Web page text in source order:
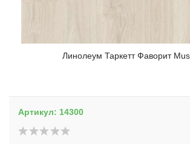
Линолеум Таркетт Фаворит
Артикул: 14300